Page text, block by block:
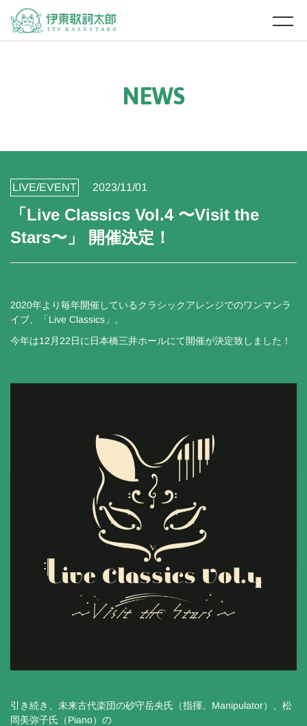
NEWS
LIVE/EVENT 2023/11/01
「Live Classics Vol.4 〜Visit the
Stars〜」 開催決定！
2020年より毎年開催しているクラシックアレンジでのワンマンラ
イブ、「Live Classics」。
今年は12月22日に日本橋三井ホールにて開催が決定致しました！
引き続き、未来古代楽団の砂守岳央氏（指揮、Manipulator）、松
岡美弥子氏（Piano）の